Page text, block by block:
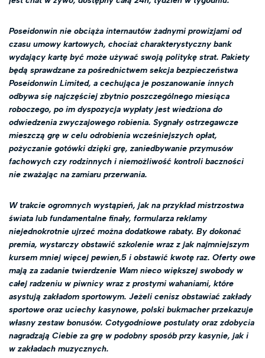
Poseidonwin nie obciąża internautów żadnymi prowizjami od
czasu umowy kartowych, chociaż charakterystyczny bank
wydający kartę być może używać swoją politykę strat. Pakiety
będą sprawdzane za pośrednictwem sekcja bezpieczeństwa
Poseidonwin Limited, a cechująca je poszanowanie innych
odbywa się najczęściej zbytnio poszczególnego miesiąca
roboczego, po im dyspozycja wypłaty jest wiedziona do
odwiedzenia zwyczajowego robienia. Sygnały ostrzegawcze
mieszczą grę w celu odrobienia wcześniejszych opłat,
pożyczanie gotówki dzięki grę, zaniedbywanie przymusów
fachowych czy rodzinnych i niemożliwość kontroli baczności
nie zważając na zamiaru przerwania.
W trakcie ogromnych wystąpień, jak na przykład mistrzostwa
świata lub fundamentalne finały, formularza reklamy
niejednokrotnie ujrzeć można dodatkowe rabaty. By dokonać
premia, wystarczy obstawić szkolenie wraz z jak najmniejszym
kursem mniej więcej pewien,5 i obstawić kwotę raz. Oferty owe
mają za zadanie twierdzenie Wam nieco większej swobody w
całej radzeniu w piwnicy wraz z prostymi wahaniami, które
asystują zakładom sportowym. Jeżeli cenisz obstawiać zakłady
sportowe oraz uciechy kasynowe, polski bukmacher przekazuje
własny zestaw bonusów. Cotygodniowe postulaty oraz zdobycia
nagradzają Ciebie za grę w podobny sposób przy kasynie, jak i
w zakładach muzycznych.